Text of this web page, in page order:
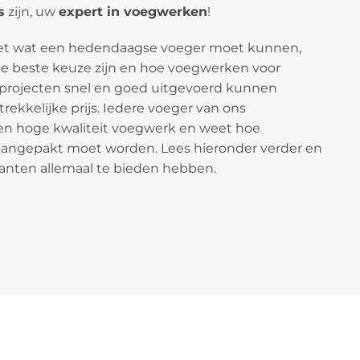
zijn, uw expert in voegwerken!
wat een hedendaagse voeger moet kunnen,
beste keuze zijn en hoe voegwerken voor
snel en goed uitgevoerd kunnen
prijs. Iedere voeger van ons
hoge kwaliteit voegwerk en weet hoe
moet worden. Lees hieronder verder en
allemaal te bieden hebben.